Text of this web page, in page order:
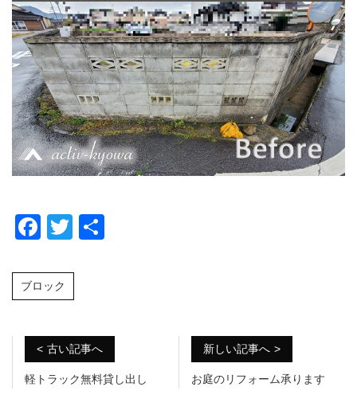
F
c
e
b
o
o
T
tt
er
ブロック
古い記事へ
軽トラック無料貸し出し
新しい記事へ
お庭のリフォーム承ります